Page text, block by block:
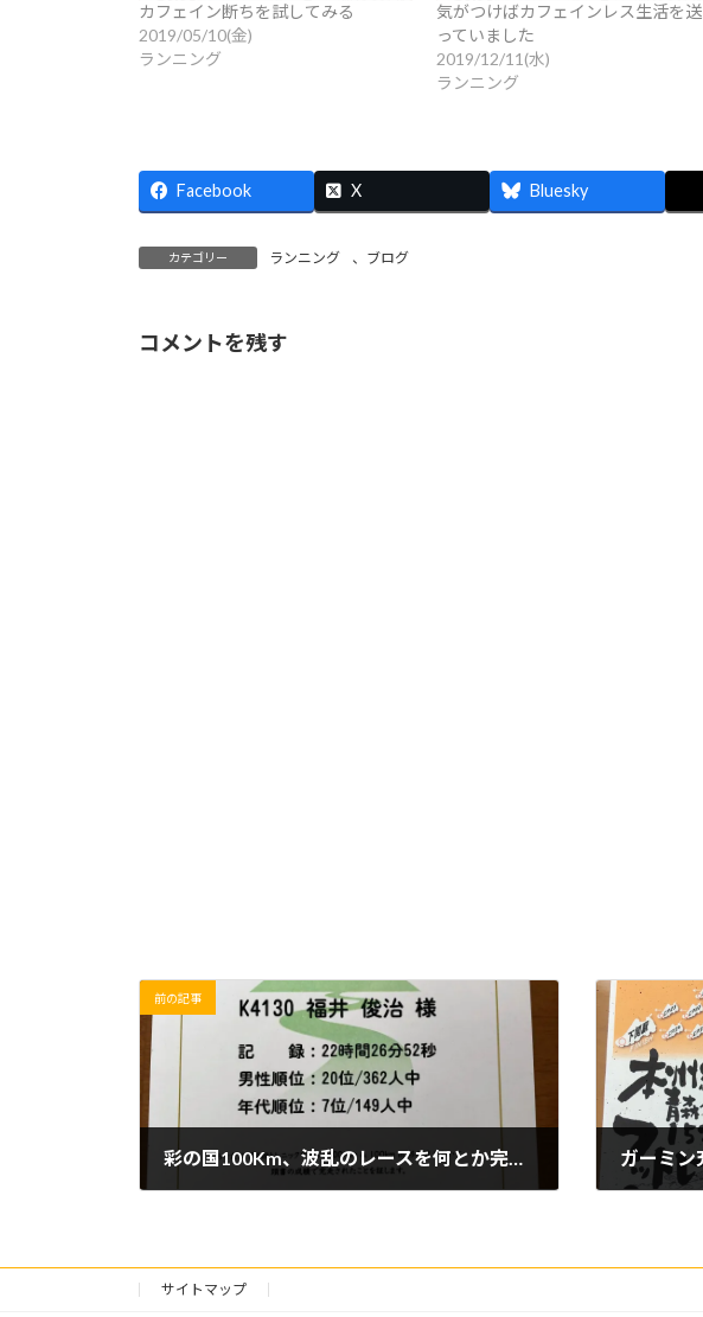
カフェイン断ちを試してみる
2019/05/10(金)
ランニング
気がつけばカフェインレス生活を送
っていました
2019/12/11(水)
ランニング
Facebook X Bluesky
カテゴリー ランニング 、 ブログ
コメントを残す
前の記事
彩の国100Km、波乱のレースを何とか完走したらサプライズのおまけが付いてきました！
サイトマップ